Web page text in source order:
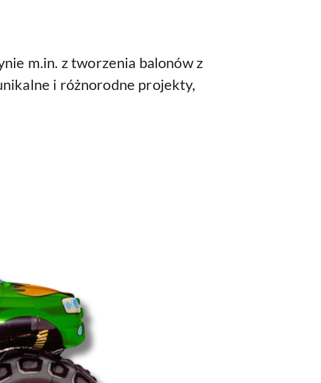
m.in. z tworzenia balonów z
i różnorodne projekty,